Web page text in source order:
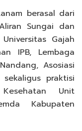
berasal dari
Sungai dan
Gajah
IPB, Lembaga
Asosiasi
praktisi
Unit
Kabupaten